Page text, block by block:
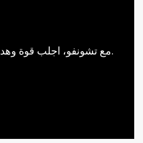
مع تشونفو، اجلب قوة وهدوء الطبيعة إلى منزلك.